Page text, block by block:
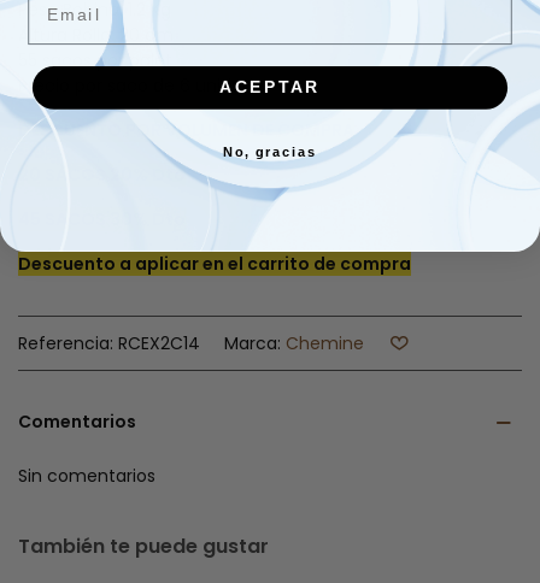
Peso Bobina: 1.2 Kg
Altura Rollo: 20 cm
55 sacos por palet
Precio por saco de 6 unidades
DESCUENTO POR VOLUMEN DE COMPRA
20 SACOS 20% Dto
Descuento a aplicar en el carrito de compra
Referencia: RCEX2C14 Marca: Chemine
Comentarios
Sin comentarios
También te puede gustar
ACEPTAR
No, gracias